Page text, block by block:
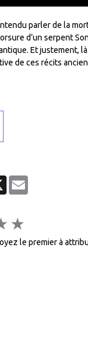
parler de la
d’un serpent
Et justement,
de ces récits
X
★
le premier à